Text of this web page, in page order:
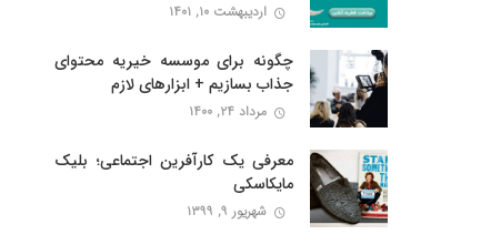
اردیبهشت ۱۰, ۱۴۰۱
چگونه برای موسسه خیریه محتوای
جذاب بسازیم + ابزارهای لازم
مرداد ۲۴, ۱۴۰۰
معرفی یک کارآفرین اجتماعی؛ بلیک
مایکاسکی
شهریور ۹, ۱۳۹۹